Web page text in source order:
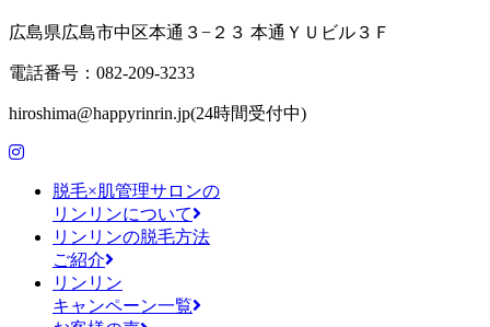
広島県広島市中区本通３−２３ 本通ＹＵビル３Ｆ
電話番号：082-209-3233
hiroshima@happyrinrin.jp(24時間受付中)
脱毛×肌管理サロンの
リンリンについて
リンリンの脱毛方法
ご紹介
リンリン
キャンペーン一覧